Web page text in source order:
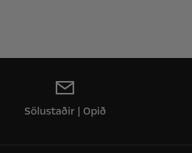
Sölustaðir | Opið